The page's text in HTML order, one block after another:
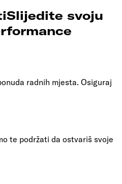
Slijedite svoju
radnih mjesta. Osiguraj
te podržati da ostvariš svoje